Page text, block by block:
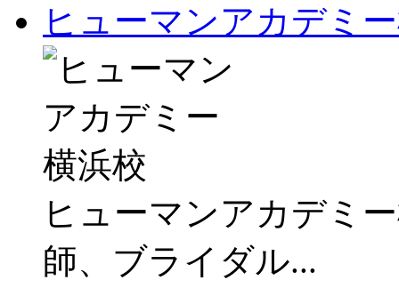
ヒューマンアカデミ
ヒューマンアカデミ
師、ブライダル...